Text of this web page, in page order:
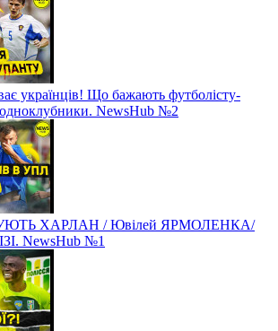
українців! Що бажають футболісту-
NewsHub №2
ХАРЛАН / Ювілей ЯРМОЛЕНКА/
NewsHub №1